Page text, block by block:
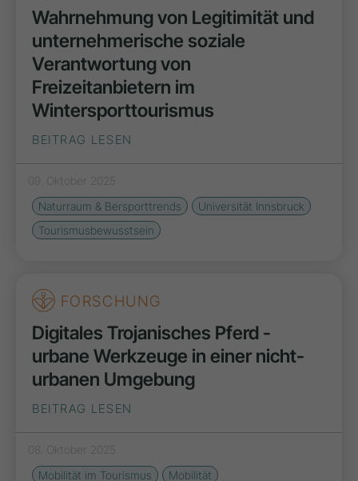
Wahrnehmung von Legitimität und
unternehmerische soziale
Verantwortung von
Freizeitanbietern im
Wintersporttourismus
BEITRAG LESEN
09. Oktober 2025
Naturraum & Bersporttrends
Universität Innsbruck
Tourismusbewusstsein
FORSCHUNG
Digitales Trojanisches Pferd -
urbane Werkzeuge in einer nicht-
urbanen Umgebung
BEITRAG LESEN
08. Oktober 2025
Mobilität im Tourismus
Mobilität